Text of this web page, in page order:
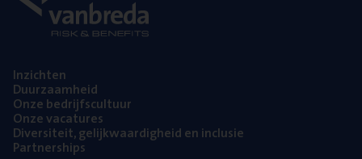
Inzich­ten
Duur­zaam­heid
Onze bedrijfs­cul­tuur
Onze vaca­tu­res
Diver­si­teit, gelijk­waar­dig­heid en inclusie
Part­ner­ships